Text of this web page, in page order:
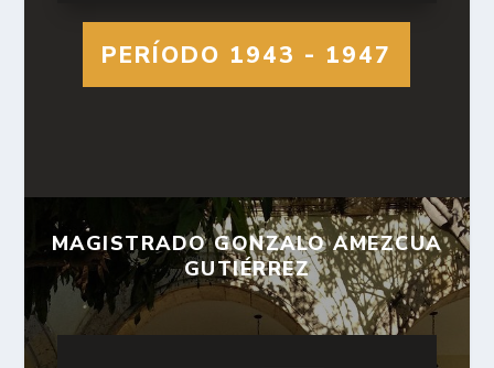
PERÍODO 1943 - 1947
MAGISTRADO GONZALO AMEZCUA
GUTIÉRREZ